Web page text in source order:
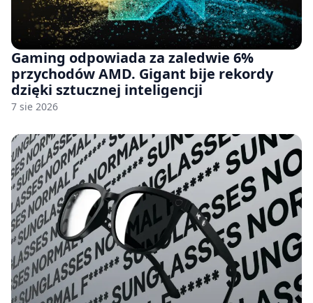
Gaming odpowiada za zaledwie 6%
przychodów AMD. Gigant bije rekordy
dzięki sztucznej inteligencji
7 sie 2026